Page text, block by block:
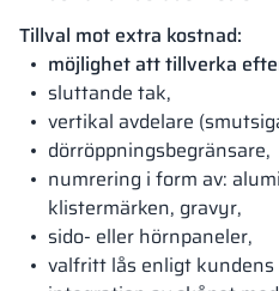
Tillval mot extra kostnad:
möjlighet att tillverka
sluttande tak,
vertikal avdelare
dörröppningsbegränsare,
numrering i form av:
klistermärken, gravyr,
sido- eller hörnpaneler,
valfritt lås enligt kundens